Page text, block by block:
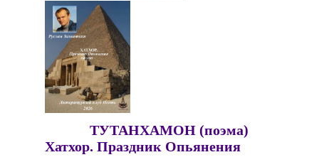
ТУТАНХАМОН (поэма)
Хатхор. Праздник Опьянения